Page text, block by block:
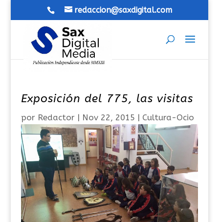
redaccion@saxdigital.com
Exposición del 775, las visitas
por Redactor| Nov 22, 2015 | Cultura-Ocio